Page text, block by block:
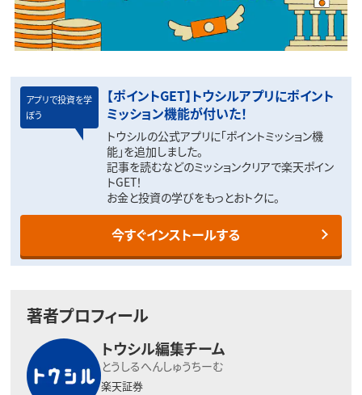
アプリで投資を学
ぼう
【ポイントGET】トウシルアプリにポイント
ミッション機能が付いた！
トウシルの公式アプリに「ポイントミッション機
能」を追加しました。
記事を読むなどのミッションクリアで楽天ポイン
トGET！
お金と投資の学びをもっとおトクに。
今すぐインストールする
著者プロフィール
トウシル編集チーム
とうしるへんしゅうちーむ
楽天証券